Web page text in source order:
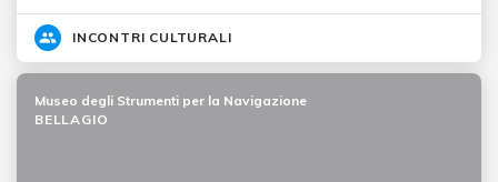
INCONTRI CULTURALI
Museo degli Strumenti per la Navigazione
BELLAGIO